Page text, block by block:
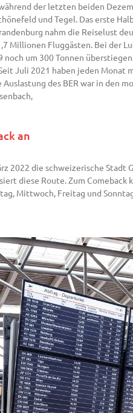
der letzten beiden
und Tegel. Das erste
nahm die Reiselust
Millionen Fluggästen. Bei der
um 300 Tonnen
Juli 2021 haben jeden
des BER war in
an
2022 die schweizerische
diese Route. Zum
Mittwoch, Freitag und